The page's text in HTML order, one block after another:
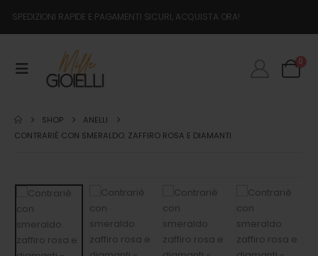
SPEDIZIONI RAPIDE E PAGAMENTI SICURI, ACQUISTA ORA!
0
SHOP
ANELLI
CONTRARIÈ CON SMERALDO. ZAFFIRO ROSA E DIAMANTI